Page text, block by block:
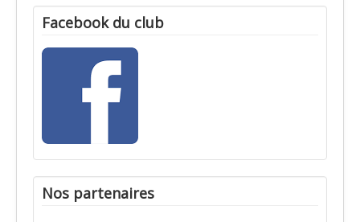
Facebook du club
Nos partenaires